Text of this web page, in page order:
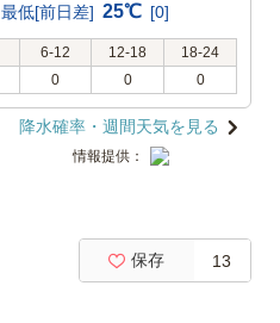
最低[前日差] 25℃ [0]
6-12 12-18
18-24
0 0 0
降水確率・週間天気を見る
情報提供：
保存 13